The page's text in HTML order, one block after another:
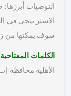
التوصيات أبرزها:
الاستراتيجي في
سوف يمكنها من
الكلمات المفتاحية:
الأهلية محافظة إب